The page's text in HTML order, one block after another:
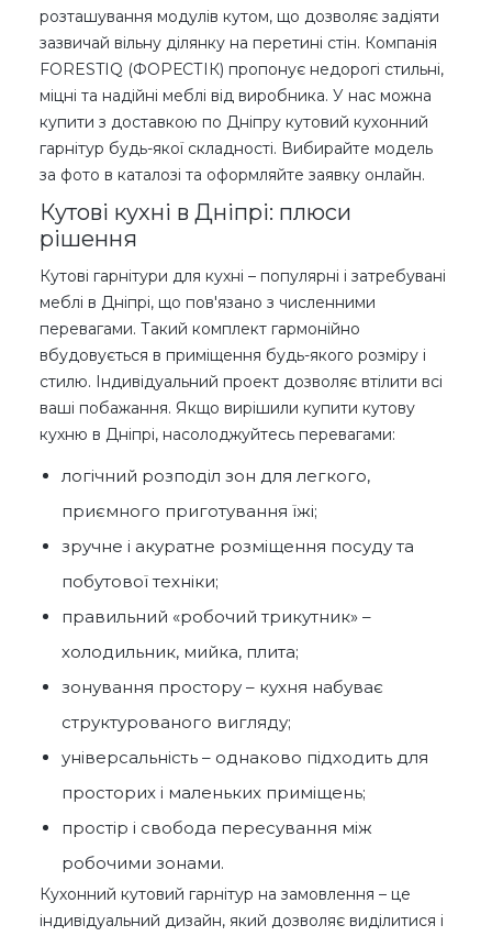
розташування модулів кутом, що дозволяє задіяти
зазвичай вільну ділянку на перетині стін. Компанія
FORESTIQ (ФОРЕСТІК) пропонує недорогі стильні,
міцні та надійні меблі від виробника. У нас можна
купити з доставкою по Дніпру кутовий кухонний
гарнітур будь-якої складності. Вибирайте модель
за фото в каталозі та оформляйте заявку онлайн.
Кутові кухні в Дніпрі: плюси
рішення
Кутові гарнітури для кухні – популярні і затребувані
меблі в Дніпрі, що пов'язано з численними
перевагами. Такий комплект гармонійно
вбудовується в приміщення будь-якого розміру і
стилю. Індивідуальний проект дозволяє втілити всі
ваші побажання. Якщо вирішили купити кутову
кухню в Дніпрі, насолоджуйтесь перевагами:
логічний розподіл зон для легкого,
приємного приготування їжі;
зручне і акуратне розміщення посуду та
побутової техніки;
правильний «робочий трикутник» –
холодильник, мийка, плита;
зонування простору – кухня набуває
структурованого вигляду;
універсальність – однаково підходить для
просторих і маленьких приміщень;
простір і свобода пересування між
робочими зонами.
Кухонний кутовий гарнітур на замовлення – це
індивідуальний дизайн, який дозволяє виділитися і